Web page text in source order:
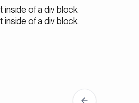
inside of a div block.
inside of a div block.